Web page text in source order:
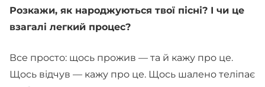
Розкажи, як народжуються твої пісні? І чи це
взагалі легкий процес?
Все просто: щось прожив — та й кажу про це.
Щось відчув — кажу про це. Щось шалено теліпає